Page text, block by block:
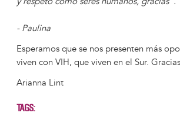
- Paulina
Esperamos que se nos presenten más
viven con VIH, que viven en el Sur.
Arianna Lint
TAGS